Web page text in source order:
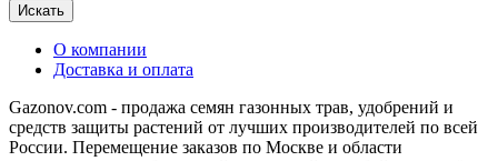
Искать
О компании
Доставка и оплата
Gazonov.com - продажа семян газонных трав, удобрений и
средств защиты растений от лучших производителей по всей
России. Перемещение заказов по Москве и области